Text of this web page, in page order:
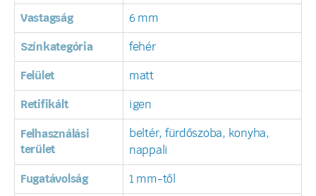
Vastagság 6 mm
Színkategória fehér
Felület matt
Retifikált igen
Felhasználási
terület
beltér, fürdőszoba, konyha,
nappali
Fugatávolság 1 mm-től